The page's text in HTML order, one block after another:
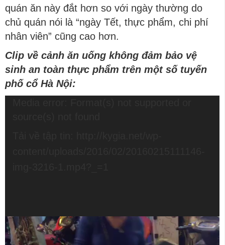
quán ăn này đắt hơn so với ngày thường do
chủ quán nói là “ngày Tết, thực phẩm, chi phí
nhân viên” cũng cao hơn.
Clip về cảnh ăn uống không đảm bảo vệ
sinh an toàn thực phẩm trên một số tuyến
phố cổ Hà Nội:
Trình
chơi